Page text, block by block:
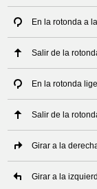
En la rotonda a
Salir de la
En la rotonda
Salir de la
Girar a la
Girar a la